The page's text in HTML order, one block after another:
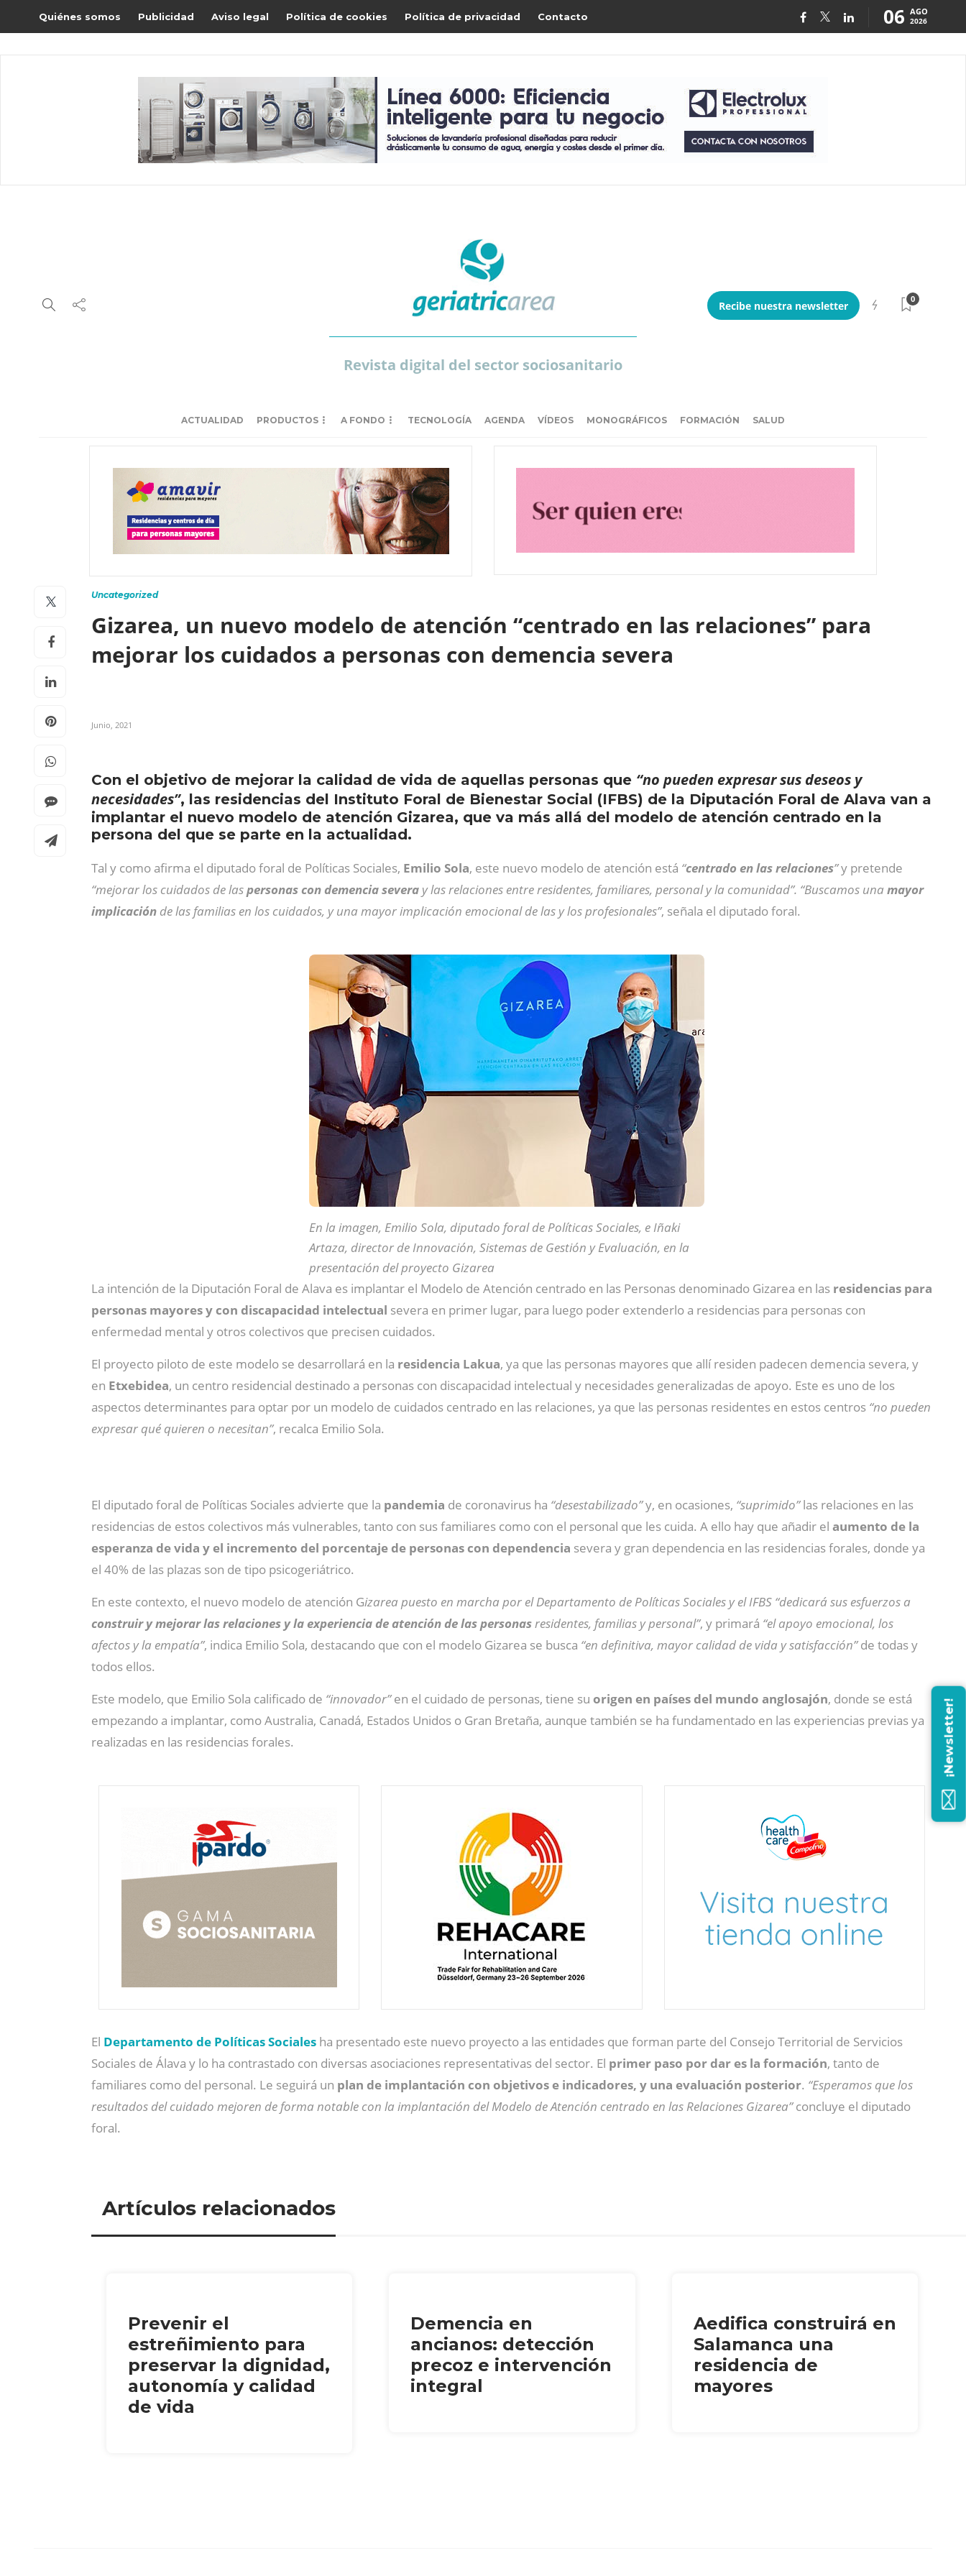
Quiénes somos Publicidad Aviso legal Política de cookies Política de privacidad Contacto 06 AGO
2026
Revista digital del sector sociosanitario
Recibe nuestra newsletter
0
ACTUALIDAD PRODUCTOS A FONDO TECNOLOGÍA AGENDA VÍDEOS MONOGRÁFICOS FORMACIÓN SALUD
Uncategorized
Gizarea, un nuevo modelo de atención “centrado en las relaciones” para
mejorar los cuidados a personas con demencia severa
Junio, 2021
Con el objetivo de mejorar la calidad de vida de aquellas personas que “no pueden expresar sus deseos y
necesidades”, las residencias del Instituto Foral de Bienestar Social (IFBS) de la Diputación Foral de Alava van a
implantar el nuevo modelo de atención Gizarea, que va más allá del modelo de atención centrado en la
persona del que se parte en la actualidad.
Tal y como afirma el diputado foral de Políticas Sociales, Emilio Sola, este nuevo modelo de atención está “centrado en las relaciones”y pretende
“mejorar los cuidados de laspersonas con demencia severa y las relaciones entre residentes, familiares, personal y la comunidad”. “Buscamos una mayor
implicación de las familias en los cuidados, y una mayor implicación emocional de las y los profesionales”, señala el diputado foral.
En la imagen, Emilio Sola, diputado foral de Políticas Sociales, e Iñaki
Artaza, director de Innovación, Sistemas de Gestión y Evaluación, en la
presentación del proyecto Gizarea
La intención de la Diputación Foral de Alava es implantar el Modelo de Atención centrado en las Personas denominado Gizarea en las residencias para
personas mayores y con discapacidad intelectual severa en primer lugar, para luego poder extenderlo a residencias para personas con
enfermedad mental y otros colectivos que precisen cuidados.
El proyecto piloto de este modelo se desarrollará en la residencia Lakua, ya que las personas mayores que allí residen padecen demencia severa, y
en Etxebidea, un centro residencial destinado a personas con discapacidad intelectual y necesidades generalizadas de apoyo. Este es uno de los
aspectos determinantes para optar por un modelo de cuidados centrado en las relaciones, ya que las personas residentes en estos centros “no pueden
expresar qué quieren o necesitan”, recalca Emilio Sola.
El diputado foral de Políticas Sociales advierte que la pandemia de coronavirus ha “desestabilizado”y, en ocasiones, “suprimido”las relaciones en las
residencias de estos colectivos más vulnerables, tanto con sus familiares como con el personal que les cuida. A ello hay que añadir el aumento de la
esperanza de vida y el incremento del porcentaje de personas con dependencia severa y gran dependencia en las residencias forales, donde ya
el 40% de las plazas son de tipo psicogeriátrico.
En este contexto, el nuevo modelo de atención Gizarea puesto en marcha por el Departamento de Políticas Sociales y el IFBS “dedicará sus esfuerzos a
construir y mejorar las relaciones y la experiencia de atención de las personasresidentes, familias y personal”, y primará “el apoyo emocional, los
afectos y la empatía”, indica Emilio Sola, destacando que con el modelo Gizarea se busca “en definitiva, mayor calidad de vida y satisfacción”de todas y
todos ellos.
Este modelo, que Emilio Sola calificado de “innovador”en el cuidado de personas, tiene su origen en países del mundo anglosajón, donde se está
empezando a implantar, como Australia, Canadá, Estados Unidos o Gran Bretaña, aunque también se ha fundamentado en las experiencias previas ya
realizadas en las residencias forales.
El Departamento de Políticas Sociales ha presentado este nuevo proyecto a las entidades que forman parte del Consejo Territorial de Servicios
Sociales de Álava y lo ha contrastado con diversas asociaciones representativas del sector. El primer paso por dar es la formación, tanto de
familiares como del personal. Le seguirá un plan de implantación con objetivos e indicadores, y una evaluación posterior. “Esperamos que los
resultados del cuidado mejoren de forma notable con la implantación del Modelo de Atención centrado en las Relaciones Gizarea”concluye el diputado
foral.
Artículos relacionados
Prevenir el
estreñimiento para
preservar la dignidad,
autonomía y calidad
de vida
Demencia en
ancianos: detección
precoz e intervención
integral
Aedifica construirá en
Salamanca una
residencia de
mayores
¡Newsletter!